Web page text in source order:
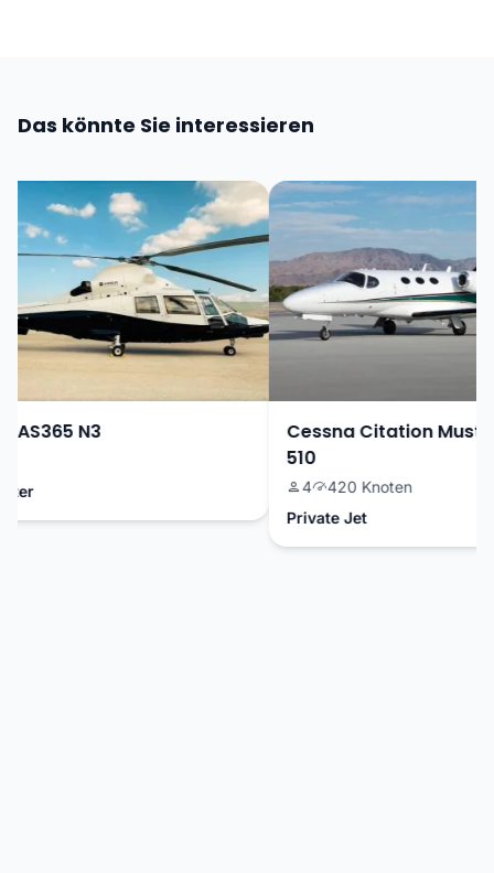
Das könnte Sie interessieren
N3
Cessna Citation
510
4
420 Knoten
Private Jet